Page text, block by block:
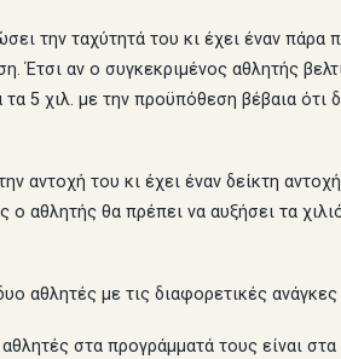
την ταχύτητά του κι έχει έναν
Έτσι αν ο συγκεκριμένος αθλητής
5 χιλ. με την προϋπόθεση βέβαια
αντοχή του κι έχει έναν δείκτη
ο αθλητής θα πρέπει να αυξήσει τα
αθλητές με τις διαφορετικές
στα προγράμματά τους είναι